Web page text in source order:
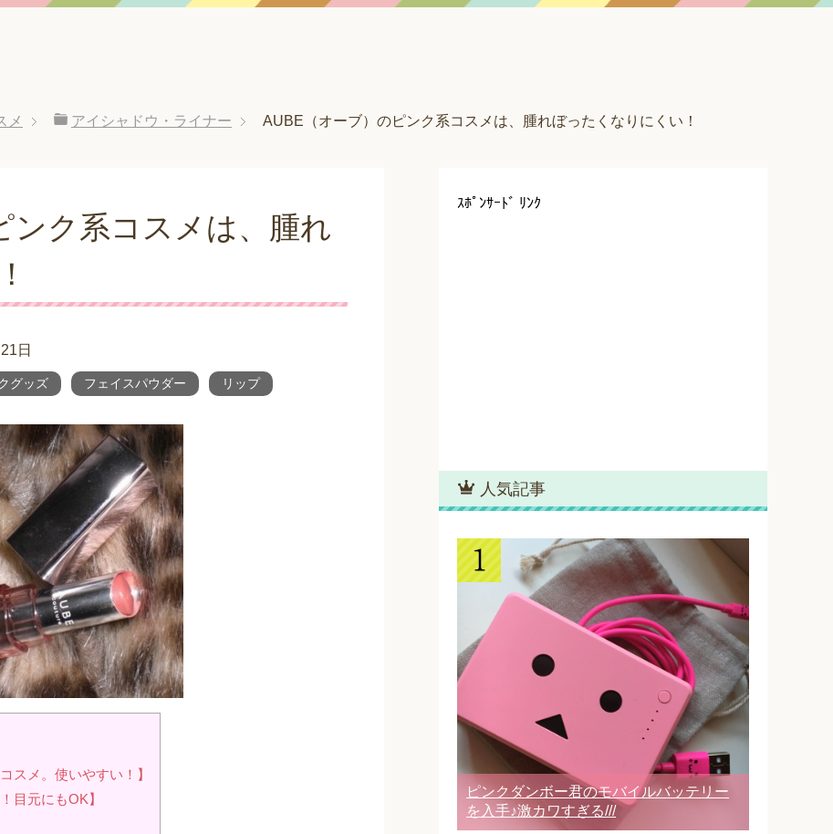
メ アイシャドウ・ライナー AUBE（オーブ）のピンク系コスメは、腫れぼったくなりにくい！
ンク系コスメは、腫れ
日
グッズ フェイスパウダー リップ
スメ。使いやすい！】
目元にもOK】
ｽﾎﾟﾝｻｰﾄﾞ ﾘﾝｸ
人気記事
ピンクダンボー君のモバイルバッテリー
を入手♪激カワすぎる///